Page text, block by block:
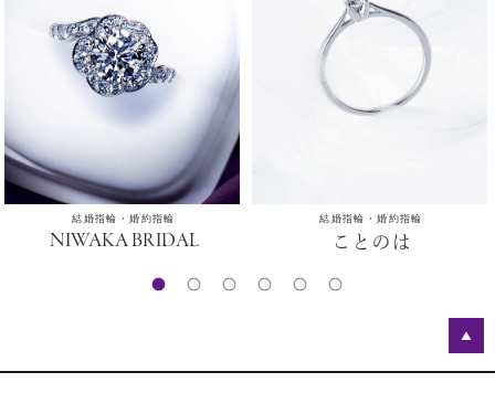
結婚指輪・婚約指輪
NIWAKA BRIDAL
結婚指輪・婚約指輪
ことのは
▲